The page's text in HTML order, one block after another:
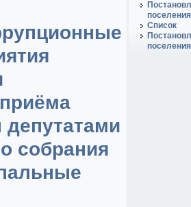
депутатами
собрания
поселения
Список
поселения